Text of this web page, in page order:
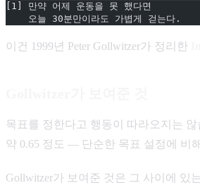
[1] 만약 어제 운동을 못 했다면
    오늘 30분만이라도 가볍게 걷는다.
이건 1999년 Peter Gollwitzer가 정리한
목표를 정한다고 행동이 따라오지는
약 0.65 정도 — 단순한 목표 설정에 비
Gollwitzer가 보여준 것은 그 사이에 있